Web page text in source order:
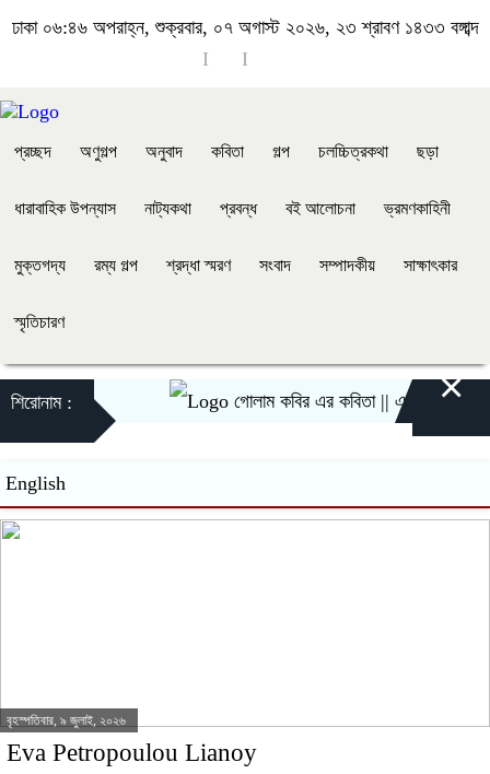
ঢাকা ০৬:৪৬ অপরাহ্ন, শুক্রবার, ০৭ অগাস্ট ২০২৬, ২৩ শ্রাবণ ১৪৩৩ বঙ্গাব্দ
প্রচ্ছদ অণুগল্প অনুবাদ কবিতা গল্প চলচ্চিত্রকথা ছড়া
ধারাবাহিক উপন্যাস নাট্যকথা প্রবন্ধ বই আলোচনা ভ্রমণকাহিনী
মুক্তগদ্য রম্য গল্প শ্রদ্ধা স্মরণ সংবাদ সম্পাদকীয় সাক্ষাৎকার
স্মৃতিচারণ
শিরোনাম : গোলাম কবির এর কবিতা || একটা কাঙ্ক্ষিত
×
English
বৃহস্পতিবার, ৯ জুলাই, ২০২৬
Eva Petropoulou Lianoy